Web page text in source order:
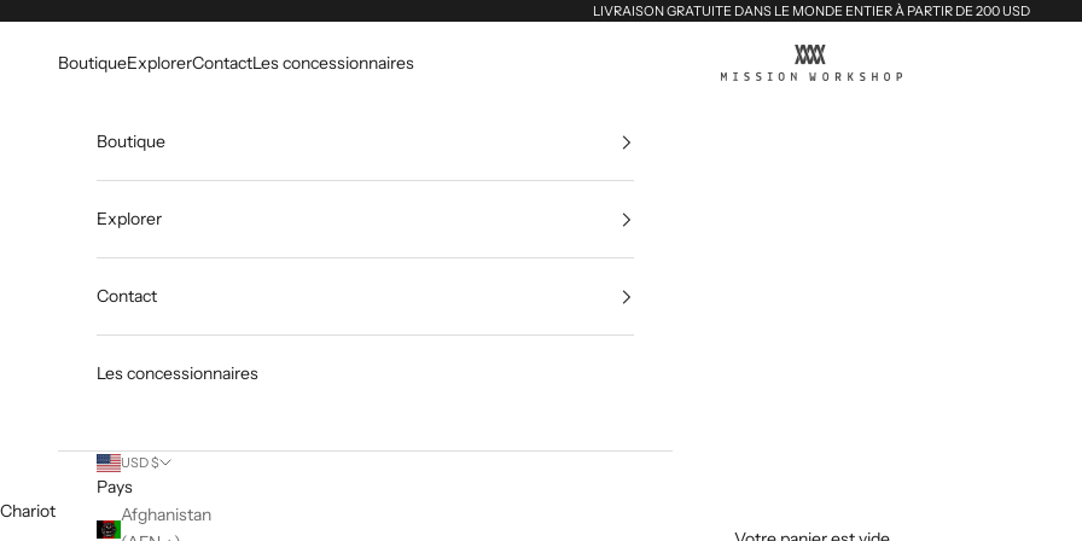
LIVRAISON GRATUITE DANS LE MONDE ENTIER À PARTIR DE 200 USD
MISSION WORKSHOP
BoutiqueExplorerContactLes concessionnaires
Boutique
Explorer
Contact
Les concessionnaires
USD $
Pays
Afghanistan
Chariot